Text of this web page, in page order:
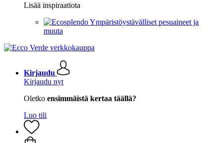
Lisää inspiraatiota
Ympäristöystävälliset pesuaineet ja
muuta
Kirjaudu
Kirjaudu nyt
Oletko ensimmäistä kertaa täällä?
Luo tili